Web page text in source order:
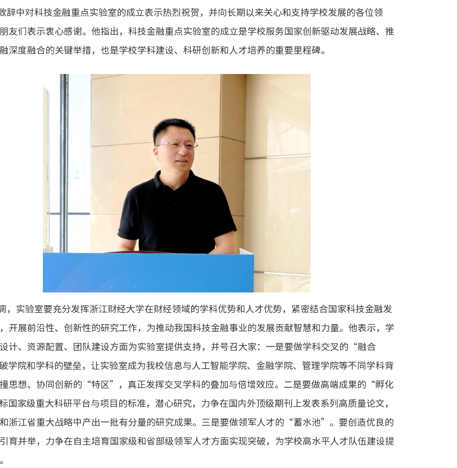
辞中对科技金融重点实验室的成立表示热烈祝贺，并向长期以来关心和支持学校发展的各位领
友们表示衷心感谢。他指出，科技金融重点实验室的成立是学校服务国家创新驱动发展战略、推
深度融合的关键举措，也是学校学科建设、科研创新和人才培养的重要里程碑。
，实验室要充分发挥浙江财经大学在财经领域的学科优势和人才优势，紧密结合国家科技金融发
开展前沿性、创新性的研究工作，为推动我国科技金融事业的发展贡献智慧和力量。他表示，学
计、资源配置、团队建设方面为实验室提供支持，并号召大家：一是要做学科交叉的“融合
学院和学科的壁垒，让实验室成为我校信息与人工智能学院、金融学院、管理学院等不同学科背
思想、协同创新的“特区”，真正发挥交叉学科的叠加与倍增效应。二是要做高端成果的“孵化
国家级重大科研平台与项目的标准，潜心研究，力争在国内外顶级期刊上发表系列高质量论文，
浙江省重大战略中产出一批有分量的研究成果。三是要做领军人才的“蓄水池”。要创造优良的
育并举，力争在自主培育国家级和省部级领军人才方面实现突破，为学校高水平人才队伍建设提